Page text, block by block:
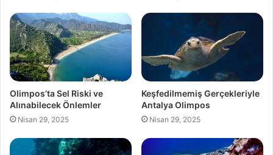
Olimpos’ta Sel Riski ve
Alınabilecek Önlemler
Nisan 29, 2025
Keşfedilmemiş Gerçekleriyle
Antalya Olimpos
Nisan 29, 2025